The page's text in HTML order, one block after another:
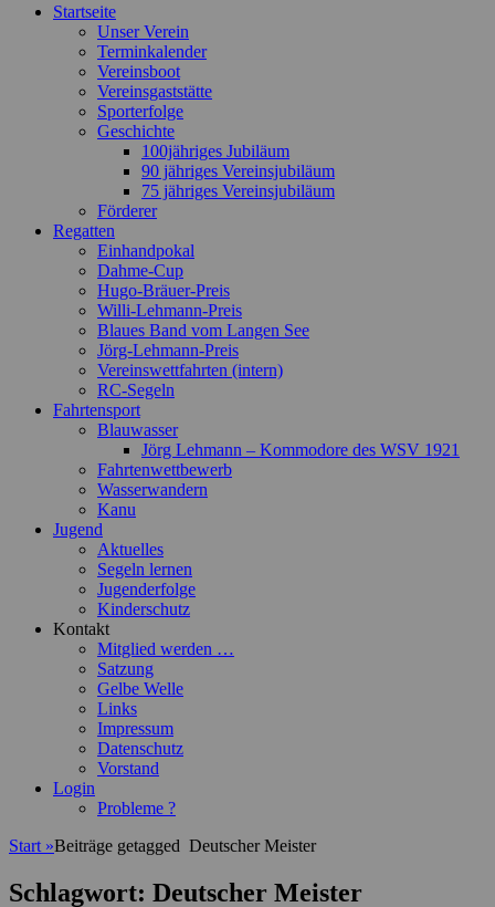
Zum
Startseite
Unser Verein
Terminkalender
Vereinsboot
Vereinsgaststätte
Sporterfolge
Geschichte
100jähriges Jubiläum
90 jähriges Vereinsjubiläum
75 jähriges Vereinsjubiläum
Förderer
Regatten
Einhandpokal
Dahme-Cup
Hugo-Bräuer-Preis
Willi-Lehmann-Preis
Blaues Band vom Langen See
Jörg-Lehmann-Preis
Vereinswettfahrten (intern)
RC-Segeln
Fahrtensport
Blauwasser
Jörg Lehmann – Kommodore des WSV 1921
Fahrtenwettbewerb
Wasserwandern
Kanu
Jugend
Aktuelles
Segeln lernen
Jugenderfolge
Kinderschutz
Kontakt
Mitglied werden …
Satzung
Gelbe Welle
Links
Impressum
Datenschutz
Vorstand
Login
Probleme ?
Start »Beiträge getagged Deutscher Meister
Schlagwort: Deutscher Meister